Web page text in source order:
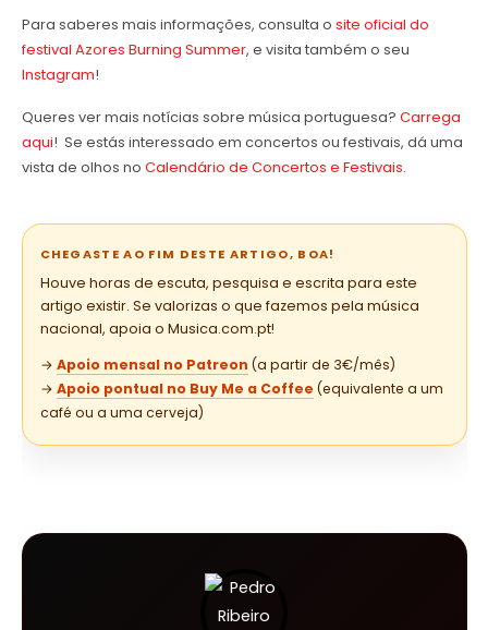
Para saberes mais informações, consulta o site oficial do
festival Azores Burning Summer, e visita também o seu
Instagram!
Queres ver mais notícias sobre música portuguesa? Carrega
aqui! Se estás interessado em concertos ou festivais, dá uma
vista de olhos no Calendário de Concertos e Festivais.
CHEGASTE AO FIM DESTE ARTIGO, BOA!
Houve horas de escuta, pesquisa e escrita para este
artigo existir. Se valorizas o que fazemos pela música
nacional, apoia o Musica.com.pt!
→ Apoio mensal no Patreon (a partir de 3€/mês)
→ Apoio pontual no Buy Me a Coffee (equivalente a um
café ou a uma cerveja)